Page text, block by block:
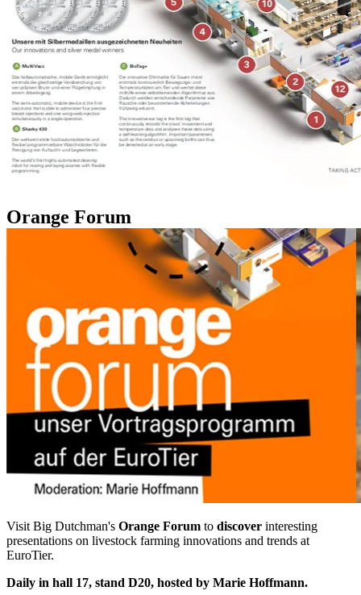
Orange Forum
Visit Big Dutchman's Orange Forum to discover interesting
presentations on livestock farming innovations and trends at
EuroTier.
Daily in hall 17, stand D20, hosted by Marie Hoffmann.